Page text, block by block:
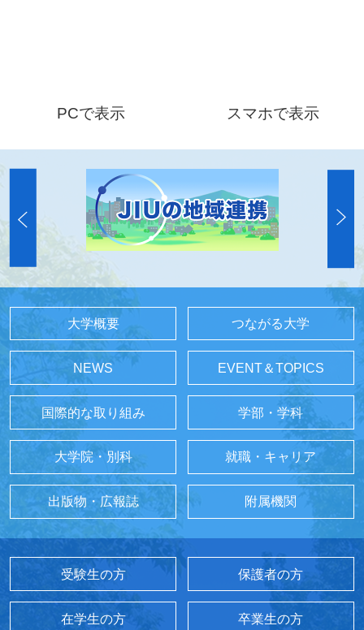
PCで表示 スマホで表示
大学概要 つながる大学
NEWS EVENT＆TOPICS
国際的な取り組み 学部・学科
大学院・別科 就職・キャリア
出版物・広報誌 附属機関
受験生の方 保護者の方
在学生の方 卒業生の方